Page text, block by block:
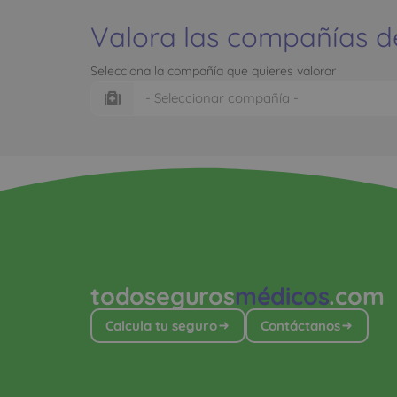
Valora las compañías
Selecciona la compañía que quieres valorar
todosegurosmédicos.com
Calcula tu seguro Contáctanos